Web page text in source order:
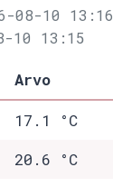
08-10 13:16
10 13:15
Arvo
17.1 °C
20.6 °C